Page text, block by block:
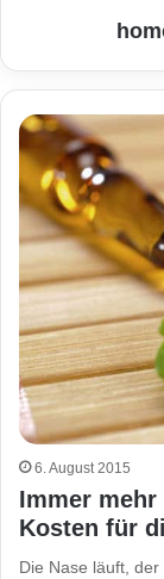
6. August 2015
Immer mehr
Kosten für
Die Nase läuft,